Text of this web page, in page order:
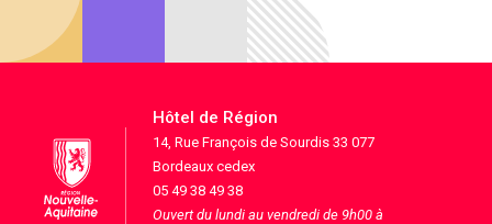
Hôtel de Région
14, Rue François de Sourdis 33 077
Bordeaux cedex
05 49 38 49 38
Ouvert du lundi au vendredi de 9h00 à